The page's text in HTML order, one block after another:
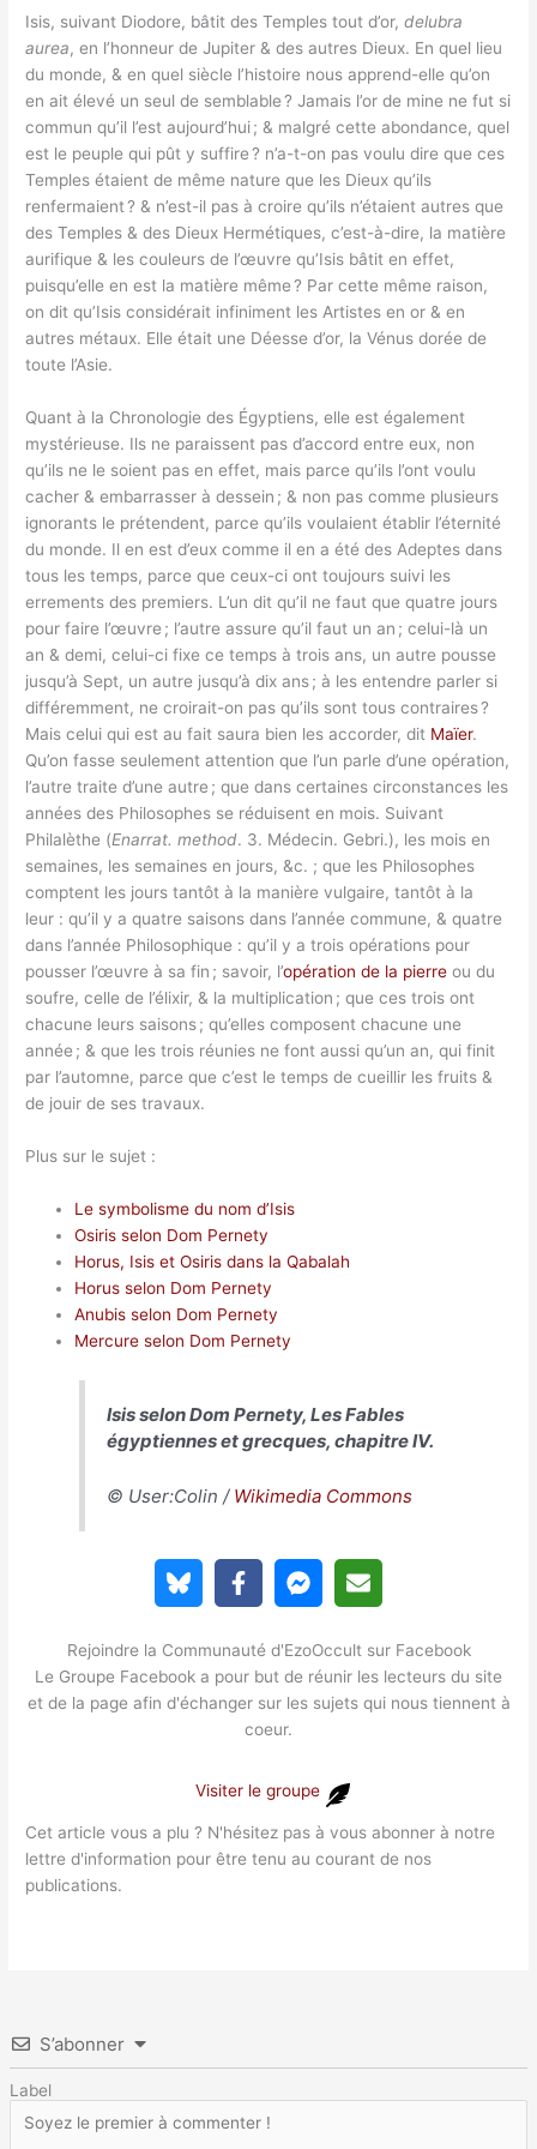
Isis, suivant Diodore, bâtit des Temples tout d’or,delubra
aurea, en l’honneur de Jupiter & des autres Dieux. En quel lieu
du monde, & en quel siècle l’histoire nous apprend-elle qu’on
en ait élevé un seul de semblable ? Jamais l’or de mine ne fut si
commun qu’il l’est aujourd’hui ; & malgré cette abondance, quel
est le peuple qui pût y suffire ? n’a-t-on pas voulu dire que ces
Temples étaient de même nature que les Dieux qu’ils
renfermaient ? & n’est-il pas à croire qu’ils n’étaient autres que
des Temples & des Dieux Hermétiques, c’est-à-dire, la matière
aurifique & les couleurs de l’œuvre qu’Isis bâtit en effet,
puisqu’elle en est la matière même ? Par cette même raison,
on dit qu’Isis considérait infiniment les Artistes en or & en
autres métaux. Elle était une Déesse d’or, la Vénus dorée de
toute l’Asie.
Quant à la Chronologie des Égyptiens, elle est également
mystérieuse. Ils ne paraissent pas d’accord entre eux, non
qu’ils ne le soient pas en effet, mais parce qu’ils l’ont voulu
cacher & embarrasser à dessein ; & non pas comme plusieurs
ignorants le prétendent, parce qu’ils voulaient établir l’éternité
du monde. Il en est d’eux comme il en a été des Adeptes dans
tous les temps, parce que ceux-ci ont toujours suivi les
errements des premiers. L’un dit qu’il ne faut que quatre jours
pour faire l’œuvre ; l’autre assure qu’il faut un an ; celui-là un
an & demi, celui-ci fixe ce temps à trois ans, un autre pousse
jusqu’à Sept, un autre jusqu’à dix ans ; à les entendre parler si
différemment, ne croirait-on pas qu’ils sont tous contraires ?
Mais celui qui est au fait saura bien les accorder, dit Maïer.
Qu’on fasse seulement attention que l’un parle d’une opération,
l’autre traite d’une autre ; que dans certaines circonstances les
années des Philosophes se réduisent en mois. Suivant
Philalèthe (Enarrat. method. 3. Médecin. Gebri.), les mois en
semaines, les semaines en jours, &c. ; que les Philosophes
comptent les jours tantôt à la manière vulgaire, tantôt à la
leur : qu’il y a quatre saisons dans l’année commune, & quatre
dans l’année Philosophique : qu’il y a trois opérations pour
pousser l’œuvre à sa fin ; savoir, l’opération de la pierre ou du
soufre, celle de l’élixir, & la multiplication ; que ces trois ont
chacune leurs saisons ; qu’elles composent chacune une
année ; & que les trois réunies ne font aussi qu’un an, qui finit
par l’automne, parce que c’est le temps de cueillir les fruits &
de jouir de ses travaux.
Plus sur le sujet :
Le symbolisme du nom d’Isis
Osiris selon Dom Pernety
Horus, Isis et Osiris dans la Qabalah
Horus selon Dom Pernety
Anubis selon Dom Pernety
Mercure selon Dom Pernety
Isis selon Dom Pernety, Les Fables
égyptiennes et grecques, chapitre IV.
© User:Colin / Wikimedia Commons
Rejoindre la Communauté d'EzoOccult sur Facebook
Le Groupe Facebook a pour but de réunir les lecteurs du site
et de la page afin d'échanger sur les sujets qui nous tiennent à
coeur.
Visiter le groupe
Cet article vous a plu ? N'hésitez pas à vous abonner à notre
lettre d'information pour être tenu au courant de nos
publications.
S’abonner
Label